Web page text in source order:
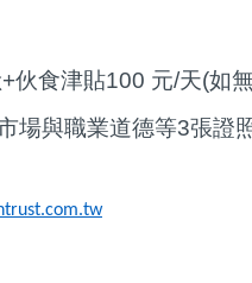
食津貼100 元/天(如
場與職業道德等3張證